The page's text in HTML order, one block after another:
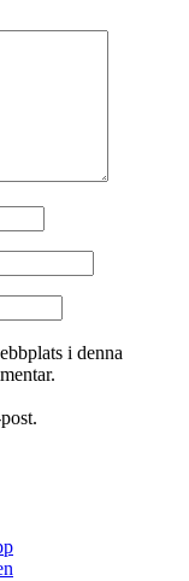
i denna